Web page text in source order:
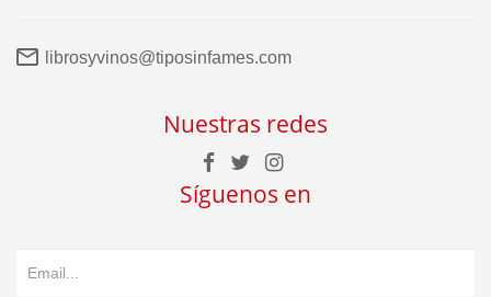
librosyvinos@tiposinfames.com
Nuestras redes
Síguenos en